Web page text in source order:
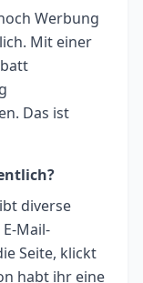
Werbung
Mit einer
Das ist
diverse
Mail-
Seite, klickt
habt ihr eine